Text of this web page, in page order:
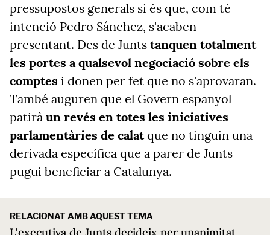
pressupostos generals si és que, com té
intenció Pedro Sánchez, s'acaben
presentant. Des de Junts tanquen totalment
les portes a qualsevol negociació sobre els
comptes i donen per fet que no s'aprovaran.
També auguren que el Govern espanyol
patirà un revés en totes les iniciatives
parlamentàries de calatque no tinguin una
derivada específica que a parer de Junts
pugui beneficiar a Catalunya.
RELACIONAT AMB AQUEST TEMA